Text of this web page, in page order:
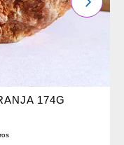
174G